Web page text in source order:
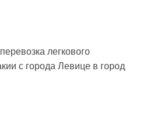
легкового
с города Левице в город